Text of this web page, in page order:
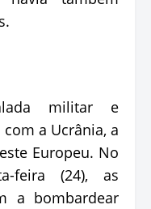
militar e
a Ucrânia, a
Europeu. No
feira (24), as
a bombardear